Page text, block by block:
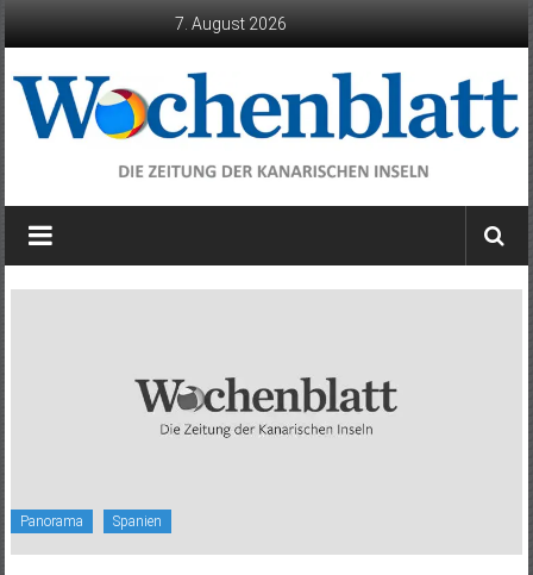
7. August 2026
Wochenblatt
die
Panorama Spanien